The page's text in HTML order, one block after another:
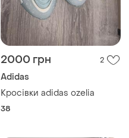
2000 грн 2
Adidas
Кросівки adidas ozelia
38